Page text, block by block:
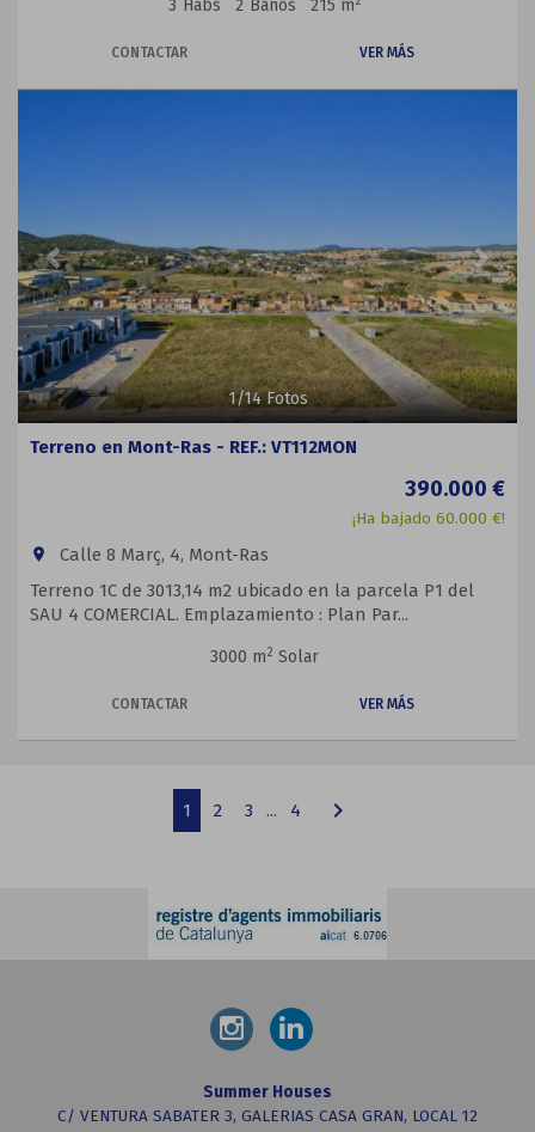
3 Habs 2 Baños 215 m
CONTACTAR VER MÁS
Previous Next
1/14Fotos
Terreno en Mont-Ras - REF.: VT112MON
390.000 €
¡Ha bajado 60.000 €!
room
Calle 8 Març, 4, Mont-Ras
Terreno 1C de 3013,14 m2 ubicado en la parcela P1 del
SAU 4 COMERCIAL. Emplazamiento : Plan Par...
3000 m2 Solar
CONTACTAR VER MÁS
1 2 3 ... 4 chevron_right
Summer Houses
C/ VENTURA SABATER 3, GALERIAS CASA GRAN, LOCAL 12